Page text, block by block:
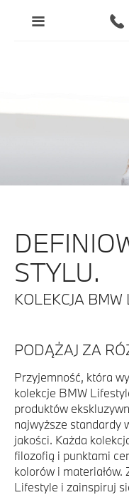
STYLU.
KOLEKCJA
PODĄŻAJ ZA
Przyjemność, która
kolekcje BMW
produktów
najwyższe standardy
jakości. Każda
filozofią i punktami
kolorów i
Lifestyle i zainspiruj